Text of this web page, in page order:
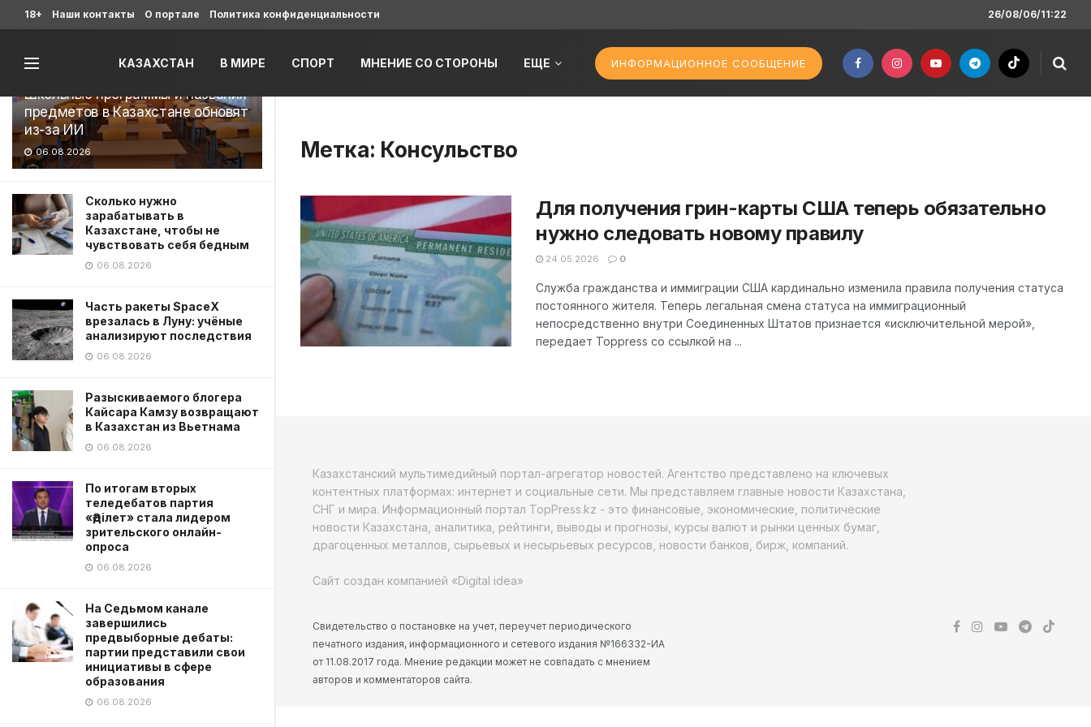
Последние
Школьные программы и названия
предметов в Казахстане обновят
из-за ИИ
06.08.2026
Сколько нужно
зарабатывать в
Казахстане, чтобы не
чувствовать себя бедным
06.08.2026
Часть ракеты SpaceX
врезалась в Луну: учёные
анализируют последствия
06.08.2026
Разыскиваемого блогера
Кайсара Камзу возвращают
в Казахстан из Вьетнама
06.08.2026
По итогам вторых
теледебатов партия
«Әділет» стала лидером
зрительского онлайн-
опроса
06.08.2026
На Седьмом канале
завершились
предвыборные дебаты:
партии представили свои
инициативы в сфере
образования
06.08.2026
18+ Наши контакты О портале Политика конфиденциальности 26/08/06/11:22
КАЗАХСТАН В МИРЕ СПОРТ МНЕНИЕ СО СТОРОНЫ ЕЩЕ ИНФОРМАЦИОННОЕ СООБЩЕНИЕ
Метка: Консульство
Для получения грин-карты США теперь обязательно
нужно следовать новому правилу
24.05.2026 0
Служба гражданства и иммиграции США кардинально изменила правила получения статуса
постоянного жителя. Теперь легальная смена статуса на иммиграционный
непосредственно внутри Соединенных Штатов признается «исключительной мерой»,
передает Toppress со ссылкой на ...
Казахстанский мультимедийный портал-агрегатор новостей. Агентство представлено на ключевых
контентных платформах: интернет и социальные сети. Мы представляем главные новости Казахстана,
СНГ и мира. Информационный портал TopPress.kz - это финансовые, экономические, политические
новости Казахстана, аналитика, рейтинги, выводы и прогнозы, курсы валют и рынки ценных бумаг,
драгоценных металлов, сырьевых и несырьевых ресурсов, новости банков, бирж, компаний.
Сайт создан компанией «Digital idea»
Свидетельство о постановке на учет, переучет периодического
печатного издания, информационного и сетевого издания №166332-ИА
от 11.08.2017 года. Мнение редакции может не совпадать с мнением
авторов и комментаторов сайта.